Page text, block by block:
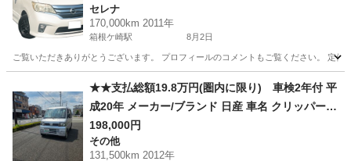
セレナ
170,000km 2011年
箱根ケ崎駅 8月2日
ご覧いただきありがとうございます。 プロフィールのコメントもご覧ください。 定
武蔵村山市 箱根ケ崎駅 セレナ 日産セレナ
★★支払総額19.8万円(圏内に限り) 車検2年付 平
成20年 メーカー/ブランド 日産 車名 クリッパー
グレード GL★★
198,000円
その他
131,500km 2012年